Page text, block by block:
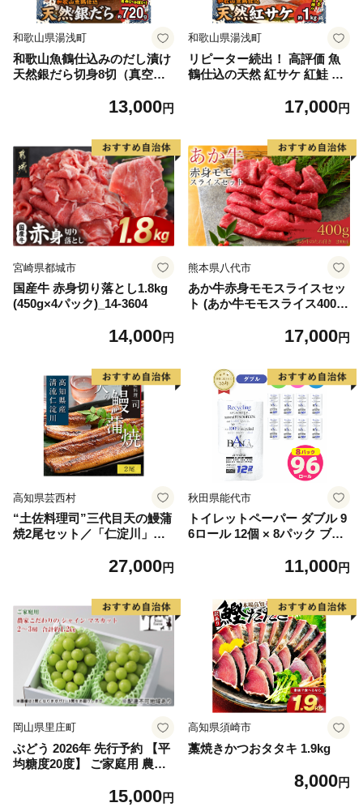
和歌山県湯浅町
和歌山魚鶴仕込みのだし漬け
天然銀だら切身8切（真空パ
製法 良質な脂 ふっくら 柔ら
ぶ だし漬け 煮付け ムニエル
味噌漬け 鍋物 冷凍 湯浅町 送
料無料_G7334
13,000円
和歌山県湯浅町
リピーター続出！ 高評価 魚
鶴仕込の天然 紅サケ 紅鮭 鮭
レビュー高評価 小分け 真空
海鮮 魚介 食品 食べ物 おかず
お弁当 水産加工品 冷凍 グル
メ お取り寄せ 和歌山県 湯浅
町 送料無料_G7317
17,000円
宮崎県都城市
国産牛 赤身切り落とし1.8kg
(450g×4パック)_14-3604
14,000円
熊本県八代市
あか牛赤身モモスライスセッ
ト (あか牛モモスライス400
17,000円
高知県芸西村
“土佐料理司”三代目天の鰻蒲
焼2尾セット／「仁淀川」水
殖 国産・高知県産〈高知市共
27,000円
秋田県能代市
トイレットペーパー ダブル 9
6ロール 12個 × 8パック ブラ
用品 消耗品 無香料 生活用品
11,000円
岡山県里庄町
ぶどう 2026年 先行予約 【平
均糖度20度】 ご家庭用 農家
ット 2～3房 合計約1.2kg ブ
15,000円
高知県須崎市
藁焼きかつおタタキ 1.9kg
8,000円